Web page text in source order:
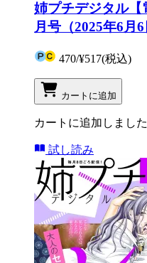
姉プチデジタル【
月号（2025年6月6
470/¥517(税込)
カートに追加
カートに追加しました
試し読み